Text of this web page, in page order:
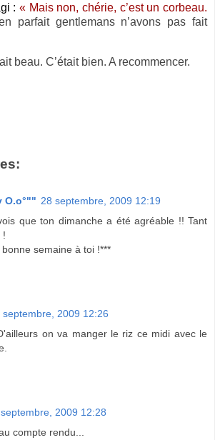
: « Mais non, chérie, c’est un corbeau.
parfait gentlemans n’avons pas fait
beau. C’était bien. A recommencer.
O.o°"" 28 septembre, 2009 12:19
que ton dimanche a été agréable !! Tant
!
bonne semaine à toi !***
septembre, 2009 12:26
on va manger le riz ce midi avec le
2009 12:28
compte rendu...